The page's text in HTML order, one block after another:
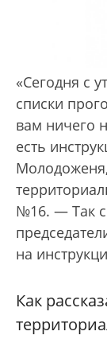
«Сегодня с
списки
вам ничего
есть
№16. — Так
на
Как